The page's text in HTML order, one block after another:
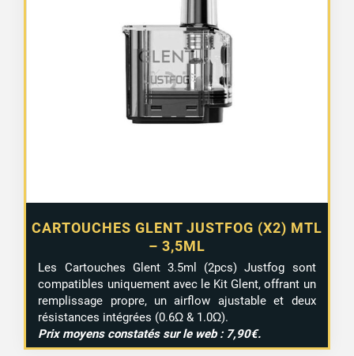
CARTOUCHES GLENT JUSTFOG (X2) MTL
– 3,5ML
Les Cartouches Glent 3.5ml (2pcs) Justfog sont
compatibles uniquement avec le Kit Glent, offrant un
remplissage propre, un airflow ajustable et deux
résistances intégrées (0.6Ω & 1.0Ω).
Prix moyens constatés sur le web : 7,90€.